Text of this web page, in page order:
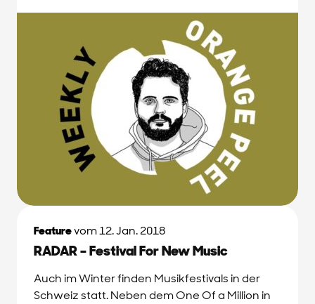
Featurevom 12. Jan. 2018
RADAR – Festival For New Music
Auch im Winter finden Musikfestivals in der
Schweiz statt. Neben dem One Of a Million in